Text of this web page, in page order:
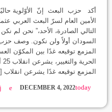
أكد حزب البعث إنّ الأوّلوية
الأمين العام لسرّ البعث العربي
التالي الصادرة، الأحد،” نحن
السودان أولاً ولن نكون. وصف حزب
المزمع توقيعه غدًا بين المكوّن
المزمع توقيعه غدًا يشرعن
today
DECEMBER 4, 2022